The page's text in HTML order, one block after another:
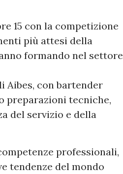
15 con la competizione
più attesi della
formando nel settore
Aibes, con bartender
preparazioni tecniche,
del servizio e della
professionali,
tendenze del mondo